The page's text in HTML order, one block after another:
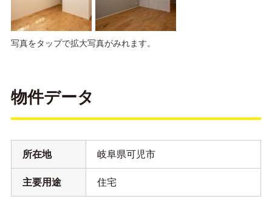
写真をタップで拡大写真がみれます。
物件データ
所在地 岐阜県可児市
主要用途 住宅